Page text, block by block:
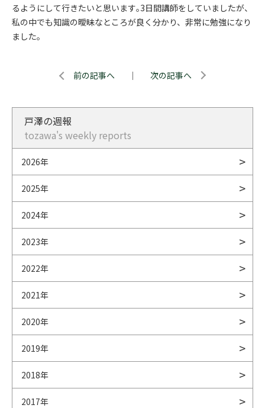
るようにして行きたいと思います｡3日間講師をしていましたが、
私の中でも知識の曖昧なところが良く分かり、非常に勉強になり
ました｡
前の記事へ ｜ 次の記事へ
戸澤の週報
tozawa's weekly reports
2026年
2025年
2024年
2023年
2022年
2021年
2020年
2019年
2018年
2017年